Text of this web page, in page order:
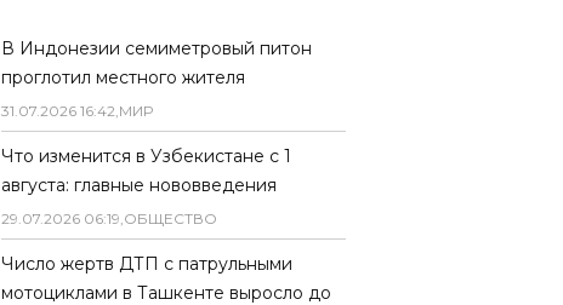
В Индонезии семиметровый питон
проглотил местного жителя
31.07.2026 16:42,МИР
Что изменится в Узбекистане с 1
августа: главные нововведения
29.07.2026 06:19,ОБЩЕСТВО
Число жертв ДТП с патрульными
мотоциклами в Ташкенте выросло до